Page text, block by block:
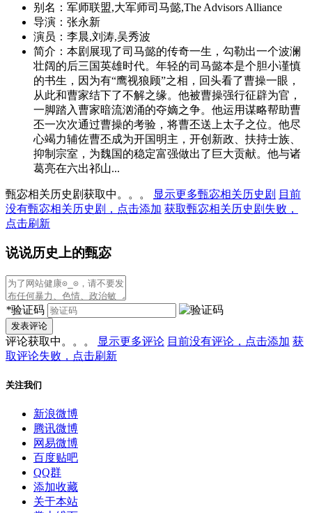
别名： 军师联盟,大军师司马懿,The Advisors Alliance
导演： 张永新
演员： 李晨,刘涛,吴秀波
简介： 本剧展现了司马懿的传奇一生，勾勒出一个波澜
壮阔的后三国英雄时代。年轻的司马懿本是个胆小谨慎
的书生，因为有“鹰视狼顾”之相，回头看了曹操一眼，
从此和曹家结下了不解之缘。他被曹操强行征辟为官，
一脚踏入曹家暗流汹涌的夺嫡之争。他运用谋略帮助曹
丕一次次通过曹操的考验，将曹丕送上太子之位。他尽
心竭力辅佐曹丕成为开国明主，开创新政、扶持士族、
抑制宗室，为魏国的稳定富强做出了巨大贡献。他与诸
葛亮在六出祁山...
甄宓相关历史剧获取中。。。 显示更多甄宓相关历史剧 目前
没有甄宓相关历史剧，点击添加 获取甄宓相关历史剧失败，
点击刷新
说说历史上的甄宓
*验证码
发表评论
评论获取中。。。 显示更多评论 目前没有评论，点击添加 获
取评论失败，点击刷新
关注我们
新浪微博
腾讯微博
网易微博
百度贴吧
QQ群
添加收藏
关于本站